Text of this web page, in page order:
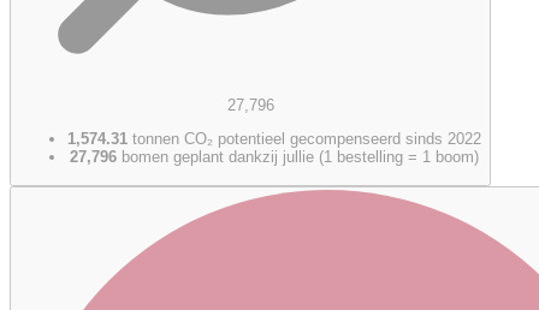
27,796
1,574.31 tonnen CO₂ potentieel gecompenseerd sinds 2022
27,796 bomen geplant dankzij jullie (1 bestelling = 1 boom)